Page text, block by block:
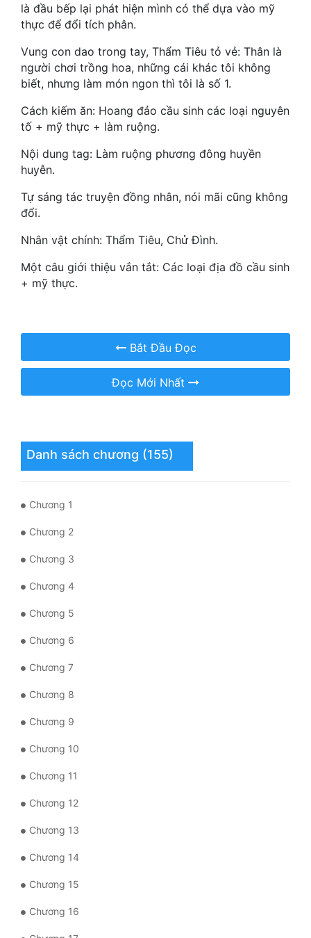
Hài Hước
Học Đường
Khoa Huyễn
Khoa Huyễn Không Gian
Kinh Dị
Kiếm Hiệp
Kỳ Huyễn
Làm Giàu
Mạt Thế
Mỹ Thực
Ngược
Nữ Phụ
Phong Thủy - Tâm Linh
Phương Tây
Phản Phái
Quan Trường
Quân Sự
là đầu bếp lại phát hiện mình có thể dựa vào mỹ
thực để đổi tích phân.
Vung con dao trong tay, Thẩm Tiêu tỏ vẻ: Thân là
người chơi trồng hoa, những cái khác tôi không
biết, nhưng làm món ngon thì tôi là số 1.
Cách kiếm ăn: Hoang đảo cầu sinh các loại nguyên
tố + mỹ thực + làm ruộng.
Nội dung tag: Làm ruộng phương đông huyền
huyễn.
Tự sáng tác truyện đồng nhân, nói mãi cũng không
đổi.
Nhân vật chính: Thẩm Tiêu, Chử Đình.
Một câu giới thiệu vắn tắt: Các loại địa đồ cầu sinh
+ mỹ thực.
Bắt Đầu Đọc
Đọc Mới Nhất
Danh sách chương (155)
Chương 1
Chương 2
Chương 3
Chương 4
Chương 5
Chương 6
Chương 7
Chương 8
Chương 9
Chương 10
Chương 11
Chương 12
Chương 13
Chương 14
Chương 15
Chương 16